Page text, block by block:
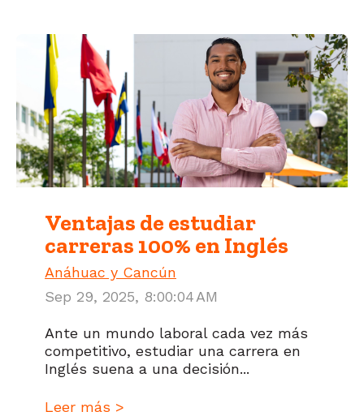
Ventajas de estudiar
carreras 100% en Inglés
Anáhuac y Cancún
Sep 29, 2025, 8:00:04 AM
Ante un mundo laboral cada vez más
competitivo, estudiar una carrera en
Inglés suena a una decisión...
Leer más >